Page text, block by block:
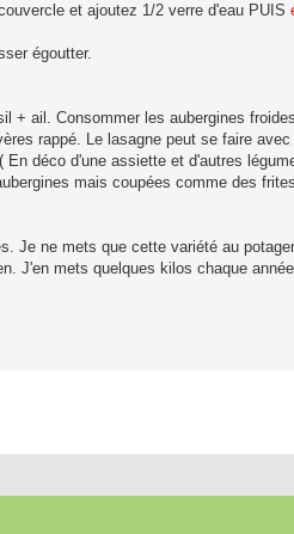
et ajoutez 1/2 verre d'eau PUIS
égoutter.
+ ail. Consommer les aubergines
rappé. Le lasagne peut se faire
déco d'une assiette et d'autres
mais coupées comme des
Je ne mets que cette variété au
J'en mets quelques kilos chaque